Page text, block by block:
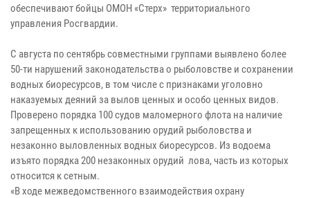
обеспечивают бойцы ОМОН «Стерх» территориального
управления Росгвардии.
С августа по сентябрь совместными группами выявлено более
50-ти нарушений законодательства о рыболовстве и сохранении
водных биоресурсов, в том числе с признаками уголовно
наказуемых деяний за вылов ценных и особо ценных видов.
Проверено порядка 100 судов маломерного флота на наличие
запрещенных к использованию орудий рыболовства и
незаконно выловленных водных биоресурсов. Из водоема
изъято порядка 200 незаконных орудий лова, часть из которых
относится к сетным.
«В ходе межведомственного взаимодействия охрану